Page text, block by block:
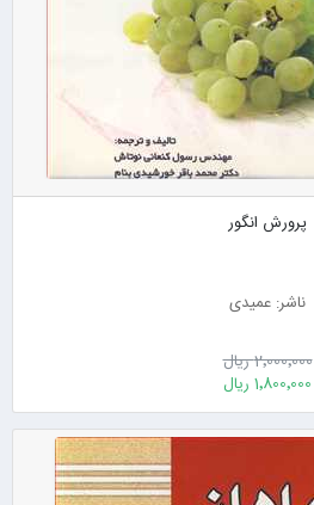
پرورش انگور
ناشر: عمیدی
2٬000٬000 ریال
1٬800٬000 ریال